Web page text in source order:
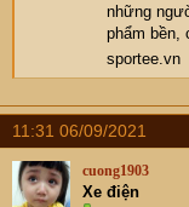
những
phẩm bền,
sportee.vn
11:31 06/09/2021
cuong1903
Xe điện